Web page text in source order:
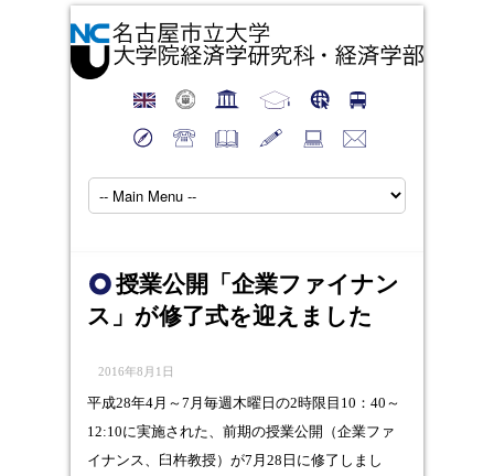
授業公開「企業ファイナン
ス」が修了式を迎えました
2016年8月1日
平成28年4月～7月毎週木曜日の2時限目10：40～
12:10に実施された、前期の授業公開（企業ファ
イナンス、臼杵教授）が7月28日に修了しまし